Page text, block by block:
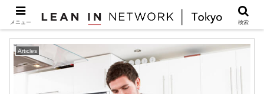
サポート
Articles
メニュー 検索